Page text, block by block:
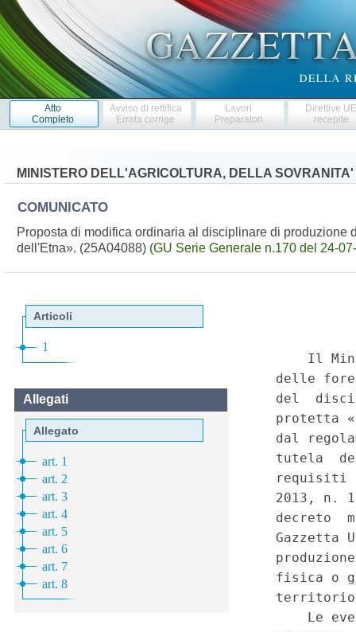
Atto
Completo
Avviso di rettifica
Errata corrige
Lavori
Preparatori
Direttive
recepite
MINISTERO DELL'AGRICOLTURA, DELLA
COMUNICATO
Proposta di modifica ordinaria al disciplinare di
dell'Etna». (25A04088) (GU Serie Generale n.170 del 24-